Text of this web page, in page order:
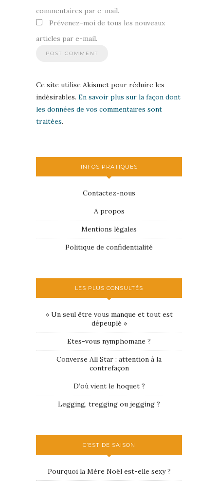
commentaires par e-mail.
Prévenez-moi de tous les nouveaux
articles par e-mail.
Ce site utilise Akismet pour réduire les
indésirables. En savoir plus sur la façon dont
les données de vos commentaires sont
traitées.
INFOS PRATIQUES
Contactez-nous
A propos
Mentions légales
Politique de confidentialité
LES PLUS CONSULTÉS
« Un seul être vous manque et tout est
dépeuplé »
Etes-vous nymphomane ?
Converse All Star : attention à la
contrefaçon
D’où vient le hoquet ?
Legging, tregging ou jegging ?
C’EST DE SAISON
Pourquoi la Mère Noël est-elle sexy ?